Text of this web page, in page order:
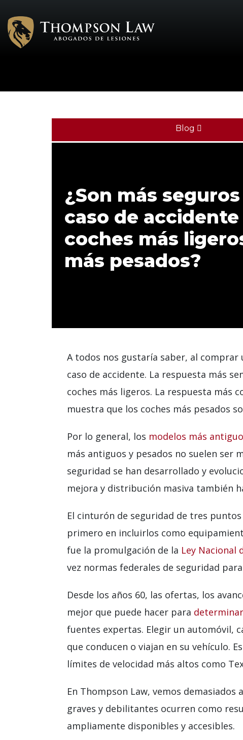
Blog
¿Son más
caso de accidente
coches más
más pesados?
A todos nos gustaría saber, al comprar
caso de accidente. La respuesta más
coches más ligeros. La respuesta más
muestra que los coches más pesados
Por lo general, los modelos más
más antiguos y pesados ​​no suelen ser
seguridad se han desarrollado y
mejora y distribución masiva también
El cinturón de seguridad de tres
primero en incluirlos como
fue la promulgación de la Ley Nacional
vez normas federales de seguridad
Desde los años 60, las ofertas, los
mejor que puede hacer para
fuentes expertas. Elegir un automóvil,
que conducen o viajan en su vehículo.
límites de velocidad más altos como
En Thompson Law, vemos
graves y debilitantes ocurren como
ampliamente disponibles y accesibles.